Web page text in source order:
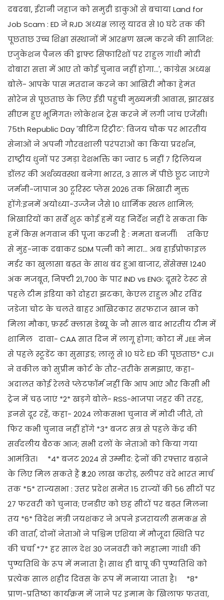
दबदबा, ईरानी जहाज को समुद्री डाकुओं से बचाया Land for
Job Scam : ED ने RJD अध्यक्ष लालू यादव से 10 घंटे तक की
पूछताछ उच्च शिक्षा संस्थानों में आरक्षण खत्म करने की साजिश:
एजुकेशन पैनल की ड्राफ्ट सिफारिशों पर राहुल गांधी मोदी
दोबारा सत्ता में आए तो कोई चुनाव नहीं होगा…', कांग्रेस अध्यक्ष
बोले- आपके पास मतदान करने का आखिरी मौका हेमंत
सोरेन से पूछताछ के लिए ईडी पहुंची मुख्यमंत्री आवास, झारखंड
सीएम हुए भूमिगत! लोकेशन ट्रेस करने में लगी जांच एजेंसी।
75th Republic Day 'बीटिंग रिट्रीट': विजय चौक पर भारतीय
सेनाओं ने अपनी गौरवशाली परंपराओं का किया प्रदर्शन,
राष्ट्रीय धुनों पर उमड़ा देशभक्ति का ज्वार 5 नहीं 7 ट्रिलियन
डॉलर की अर्थव्यवस्था बनेगा भारत, 3 साल में पीछे छूट जाएंगे
जर्मनी-जापान 30 टूरिस्ट प्लेस 2026 तक भिखारी मुक्त
होंगे:इनमें अयोध्या-उज्जैन जैसे 10 धार्मिक स्थल शामिल;
भिखारियों का सर्वे शुरू कोई हमें यह निर्देश नहीं दे सकता कि
हमें किस भगवान की पूजा करनी है : ममता बनर्जी। तकिए
से मुंह-नाक दबाकर SDM पत्नी को मारा... अब हाईप्रोफाइल
मर्डर का खुलासा बढ़त के साथ बंद हुआ बाजार, सेंसेक्स 1240
अंक मजबूत, निफ्टी 21,700 के पार IND vs ENG: दूसरे टेस्ट से
पहले टीम इंडिया को दोहरा झटका, केएल राहुल और रविंद्र
जडेजा चोट के चलते बाहर आखिरकार सरफराज खान को
मिला मौका, फ़र्स्ट क्लास डेब्यू के नौ साल बाद भारतीय टीम में
शामिल दावा- CAA सात दिन में लागू होगा; कोटा में JEE मेन
से पहले स्टूडेंट का सुसाइड; लालू से 10 घंटे ED की पूछताछ* CJI
ने वकील को सुप्रीम कोर्ट के तौर-तरीके समझाए, कहा-
अदालत कोई रेलवे प्लेटफॉर्म नहीं कि आप आएं और किसी भी
ट्रेन में चढ़ जाएं *2* खड़गे बोले- RSS-भाजपा जहर की तरह,
इनसे दूर रहें, कहा- 2024 लोकसभा चुनाव में मोदी जीते, तो
फिर कभी चुनाव नहीं होंगे *3* बजट सत्र से पहले केंद्र की
सर्वदलीय बैठक आज; सभी दलों के नेताओं को किया गया
आमंत्रित। *4* बजट 2024 से उम्मीद: ट्रेनों की रफ्तार बढ़ाने
के लिए मिल सकते हैं ₹3.20 लाख करोड़, स्लीपर वंदे भारत मार्च
तक *5* राज्यसभा : उत्तर प्रदेश समेत 15 राज्यों की 56 सीटों पर
27 फरवरी को चुनाव; एनडीए को छह सीटों पर बढ़त मिलना
तय *6* विदेश मंत्री जयशंकर ने अपने इजरायली समकक्ष से
की वार्ता, दोनों नेताओं ने पश्चिम एशिया में मौजूदा स्थिति पर
की चर्चा *7* हर साल देश 30 जनवरी को महात्मा गांधी की
पुण्यतिथि के रूप में मनाता है। साथ ही बापू की पुण्यतिथि को
प्रत्येक साल शहीद दिवस के रूप में मनाया जाता है। *8*
प्राण-प्रतिष्ठा कार्यक्रम में जाने पर इमाम के खिलाफ फतवा,